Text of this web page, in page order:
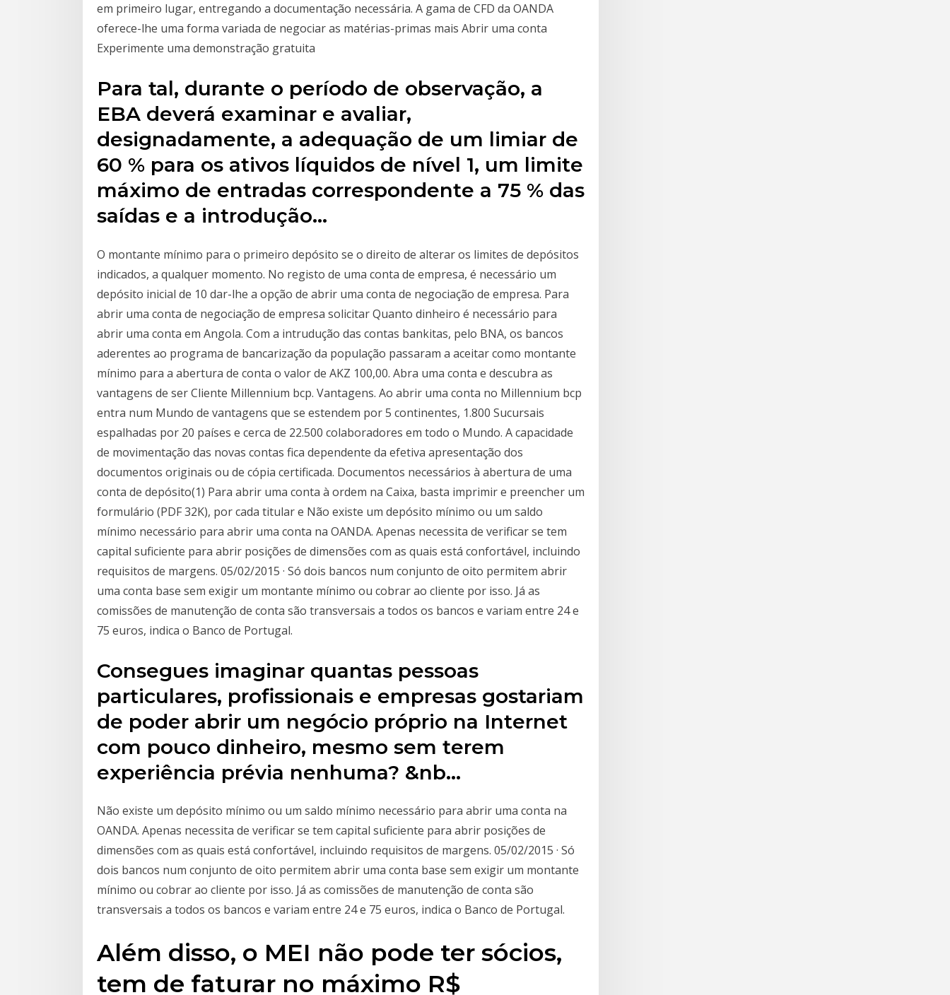
em primeiro lugar, entregando a documentação necessária. A gama de CFD da OANDA
oferece-lhe uma forma variada de negociar as matérias-primas mais Abrir uma conta
Experimente uma demonstração gratuita
Para tal, durante o período de observação, a
EBA deverá examinar e avaliar,
designadamente, a adequação de um limiar de
60 % para os ativos líquidos de nível 1, um limite
máximo de entradas correspondente a 75 % das
saídas e a introdução…
O montante mínimo para o primeiro depósito se o direito de alterar os limites de depósitos
indicados, a qualquer momento. No registo de uma conta de empresa, é necessário um
depósito inicial de 10 dar-lhe a opção de abrir uma conta de negociação de empresa. Para
abrir uma conta de negociação de empresa solicitar Quanto dinheiro é necessário para
abrir uma conta em Angola. Com a intrudução das contas bankitas, pelo BNA, os bancos
aderentes ao programa de bancarização da população passaram a aceitar como montante
mínimo para a abertura de conta o valor de AKZ 100,00. Abra uma conta e descubra as
vantagens de ser Cliente Millennium bcp. Vantagens. Ao abrir uma conta no Millennium bcp
entra num Mundo de vantagens que se estendem por 5 continentes, 1.800 Sucursais
espalhadas por 20 países e cerca de 22.500 colaboradores em todo o Mundo. A capacidade
de movimentação das novas contas fica dependente da efetiva apresentação dos
documentos originais ou de cópia certificada. Documentos necessários à abertura de uma
conta de depósito(1) Para abrir uma conta à ordem na Caixa, basta imprimir e preencher um
formulário (PDF 32K), por cada titular e Não existe um depósito mínimo ou um saldo
mínimo necessário para abrir uma conta na OANDA. Apenas necessita de verificar se tem
capital suficiente para abrir posições de dimensões com as quais está confortável, incluindo
requisitos de margens. 05/02/2015 · Só dois bancos num conjunto de oito permitem abrir
uma conta base sem exigir um montante mínimo ou cobrar ao cliente por isso. Já as
comissões de manutenção de conta são transversais a todos os bancos e variam entre 24 e
75 euros, indica o Banco de Portugal.
Consegues imaginar quantas pessoas
particulares, profissionais e empresas gostariam
de poder abrir um negócio próprio na Internet
com pouco dinheiro, mesmo sem terem
experiência prévia nenhuma? &nb…
Não existe um depósito mínimo ou um saldo mínimo necessário para abrir uma conta na
OANDA. Apenas necessita de verificar se tem capital suficiente para abrir posições de
dimensões com as quais está confortável, incluindo requisitos de margens. 05/02/2015 · Só
dois bancos num conjunto de oito permitem abrir uma conta base sem exigir um montante
mínimo ou cobrar ao cliente por isso. Já as comissões de manutenção de conta são
transversais a todos os bancos e variam entre 24 e 75 euros, indica o Banco de Portugal.
Além disso, o MEI não pode ter sócios,
tem de faturar no máximo R$